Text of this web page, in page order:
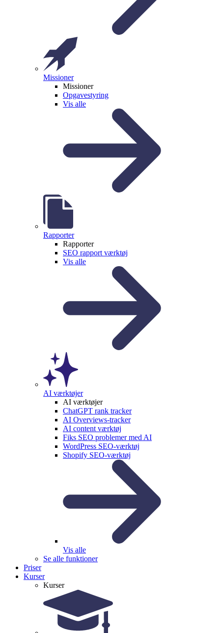
Missioner
Missioner
Opgavestyring
Vis alle
Rapporter
Rapporter
SEO rapport værktøj
Vis alle
AI værktøjer
AI værktøjer
ChatGPT rank tracker
AI Overviews-tracker
AI content værktøj
Fiks SEO problemer med AI
WordPress SEO-værktøj
Shopify SEO-værktøj
Vis alle
Se alle funktioner
Priser
Kurser
Kurser